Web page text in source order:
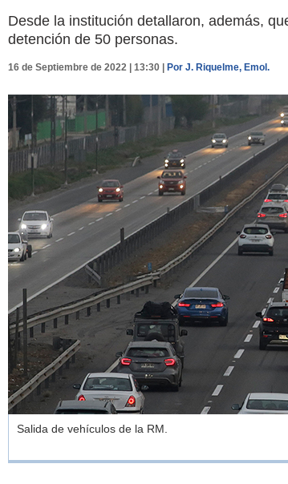
Desde la institución detallaron, además,
detención de 50 personas.
16 de Septiembre de 2022 | 13:30 | Por J. Riquelme, Emol.
Salida de vehículos de la RM.